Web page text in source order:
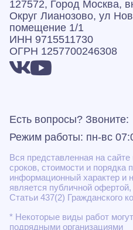
127572, Город Москва,
Округ Лианозово, ул
помещение 1/1
ИНН 9715511730
ОГРН 1257700246308
Есть вопросы? Звоните:
Режим работы: пн-вс
Вся представленная на
сроков, стоимости и порядка
информационный характер и
является публичной
Статьи 437(2) Гражданского
* Некоторые виды работ
подрядными организациями